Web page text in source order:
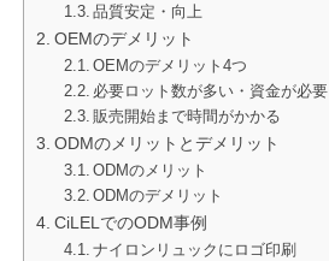
品質安定・向上
OEMのデメリット
OEMのデメリット4つ
必要ロット数が多い・資金が必要
販売開始まで時間がかかる
ODMのメリットとデメリット
ODMのメリット
ODMのデメリット
CiLELでのODM事例
ナイロンリュックにロゴ印刷